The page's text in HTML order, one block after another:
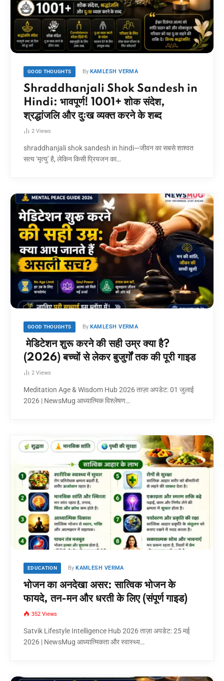
GOOD THOUGHTS By KAMLESH VERMA
Shraddhanjali Shok Sandesh in
Hindi: भावपूर्ण! 1001+ शोक संदेश,
श्रद्धांजलि और दुःख व्यक्त करने के शब्द
2 Views
shraddhanjali shok sandesh in hindi—जीवन का सबसे शाश्वत
सत्य ‘मृत्यु’ है, लेकिन किसी प्रियजन का…
GOOD THOUGHTS By KAMLESH VERMA
मेडिटेशन शुरू करने की सही उम्र क्या है?
(2026) बच्चों से लेकर बुजुर्गों तक की पूरी गाइड
2 Views
Meditation Age & Wisdom Hub 2026 ताज़ा अपडेट: 01 जुलाई
2026 | NewsMug आध्यात्मिक विश्लेषण…
EDUCATION By KAMLESH VERMA
भोजन का अनदेखा असर: सात्विक भोजन के
फायदे, तन-मन और धरती के लिए (संपूर्ण गाइड)
352 Views
Satvik Lifestyle Intelligence Hub 2026 ताज़ा अपडेट: 25 मई
2026 | NewsMug आध्यात्मिकता और स्वास्थ्य…